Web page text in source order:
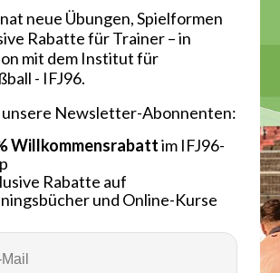
vier Tore
neue Übungen, Spielformen
Rabatte für Trainer – in
mit dem Institut für
- IFJ96.
unsere Newsletter-Abonnenten:
Willkommensrabattim IFJ96-
Rabatte auf
und Online-Kurse